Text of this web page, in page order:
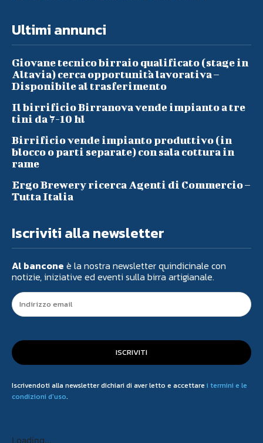
Ultimi annunci
Giovane tecnico birraio qualificato (stage in
Altavia) cerca opportunità lavorativa –
Disponibile al trasferimento
Il birrificio Birranova vende impianto a tre
tini da 7-10 hl
Birrificio vende impianto produttivo (in
blocco o parti separate) con sala cottura in
rame
Ergo Brewery ricerca Agenti di Commercio –
Tutta Italia
Iscriviti alla newsletter
Al bancone è la nostra newsletter quindicinale con
notizie, iniziative ed eventi sulla birra artigianale.
ISCRIVITI
Iscrivendoti alla newsletter dichiari di aver letto e accettare i termini e le
condizioni d'uso.
Loading...